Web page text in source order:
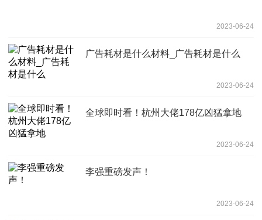
2023-06-24
广告耗材是什么材料_广告耗材是什么
2023-06-24
全球即时看！杭州大佬178亿凶猛拿地
2023-06-24
李强重磅发声！
2023-06-24